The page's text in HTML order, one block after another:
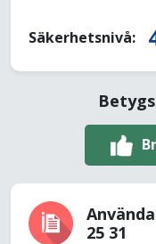
Säkerhetsnivå:
25 31